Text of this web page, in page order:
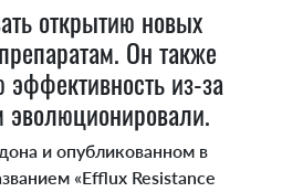
открытию новых
Он также
эффективность из-за
эволюционировали.
и опубликованном в
«Efflux Resistance